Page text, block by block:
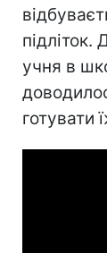
підліток.
учня в
готувати